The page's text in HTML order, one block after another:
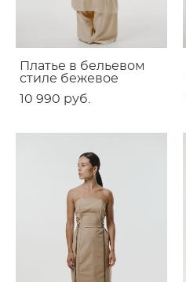
Платье в бельевом
стиле бежевое
10 990 pуб.